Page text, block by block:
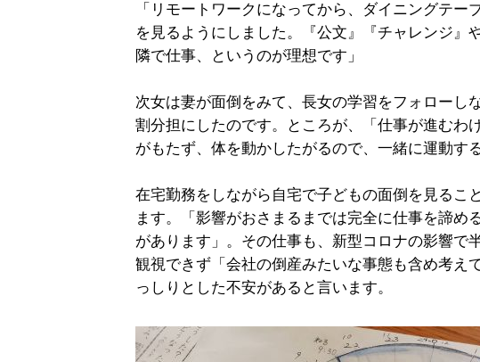
「リモートワークになってから、ダイニングテー
を見るようにしました。『公文』『チャレンジ』
隣で仕事、というのが理想です」
次女は妻が面倒をみて、長女の学習をフォローし
割分担にしたのです。ところが、「仕事が進むわ
がもたず、体を動かしたがるので、一緒に運動す
在宅勤務をしながら自宅で子どもの面倒を見るこ
ます。「影響がおさまるまでは完全に仕事を諦め
があります」。その仕事も、新型コロナの影響で
観視できず「会社の倒産みたいな事態も含め考え
っしりとした不安があると言います。